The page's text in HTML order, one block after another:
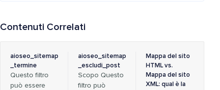
Contenuti Correlati
aioseo_sitemap
_termine
Questo filtro
può essere
aioseo_sitemap
_escludi_post
Scopo Questo
filtro può
Mappa del sito
HTML vs.
Mappa del sito
XML: qual è la